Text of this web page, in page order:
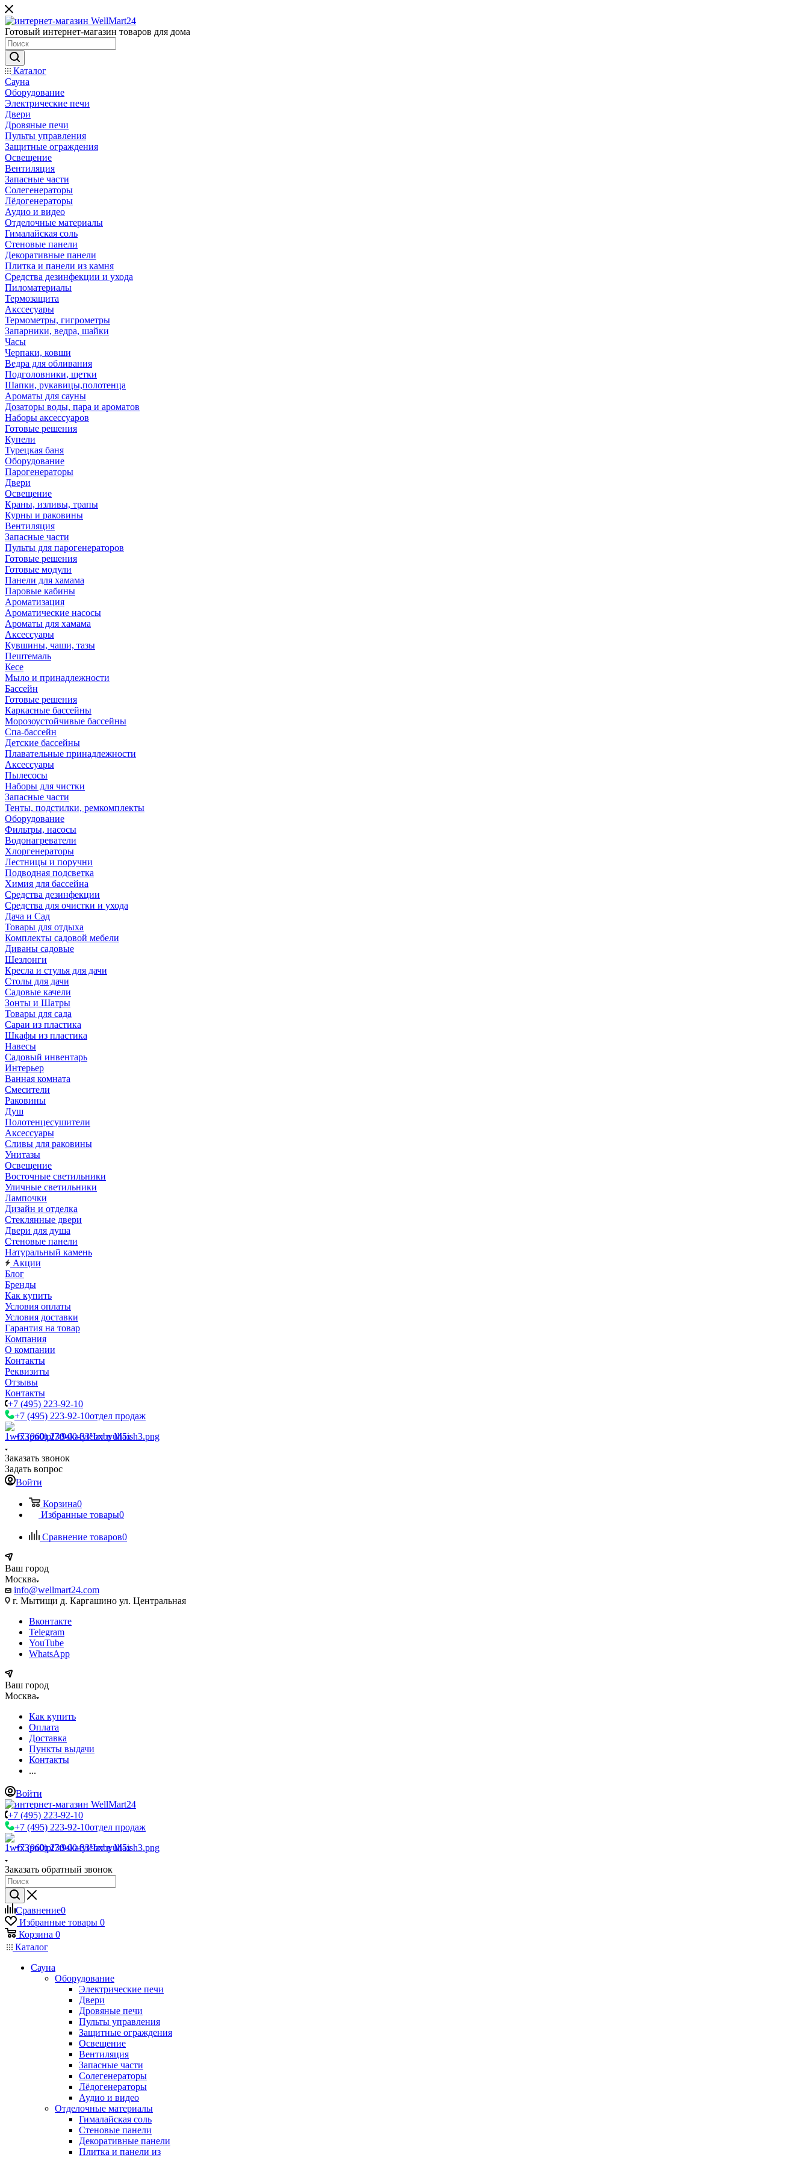
Готовый интернет-магазин товаров для дома
Каталог
Сауна
Оборудование
Электрические печи
Двери
Дровяные печи
Пульты управления
Защитные ограждения
Освещение
Вентиляция
Запасные части
Солегенераторы
Лёдогенераторы
Аудио и видео
Отделочные материалы
Гималайская соль
Стеновые панели
Декоративные панели
Плитка и панели из камня
Средства дезинфекции и ухода
Пиломатериалы
Термозащита
Аксcесуары
Термометры, гигрометры
Запарники, ведра, шайки
Часы
Черпаки, ковши
Ведра для обливания
Подголовники, щетки
Шапки, рукавицы,полотенца
Ароматы для сауны
Дозаторы воды, пара и ароматов
Наборы аксессуаров
Готовые решения
Купели
Турецкая баня
Оборудование
Парогенераторы
Двери
Освещение
Краны, изливы, трапы
Курны и раковины
Вентиляция
Запасные части
Пульты для парогенераторов
Готовые решения
Готовые модули
Панели для хамама
Паровые кабины
Ароматизация
Ароматические насосы
Ароматы для хамама
Аксессуары
Кувшины, чаши, тазы
Пештемаль
Кесе
Мыло и принадлежности
Бассейн
Готовые решения
Каркасные бассейны
Морозоустойчивые бассейны
Спа-бассейн
Детские бассейны
Плавательные принадлежности
Аксессуары
Пылесосы
Наборы для чистки
Запасные части
Тенты, подстилки, ремкомплекты
Оборудование
Фильтры, насосы
Водонагреватели
Хлоргенераторы
Лестницы и поручни
Подводная подсветка
Химия для бассейна
Средства дезинфекции
Средства для очистки и ухода
Дача и Сад
Товары для отдыха
Комплекты садовой мебели
Диваны садовые
Шезлонги
Кресла и стулья для дачи
Столы для дачи
Садовые качели
Зонты и Шатры
Товары для сада
Сараи из пластика
Шкафы из пластика
Навесы
Садовый инвентарь
Интерьер
Ванная комната
Смесители
Раковины
Душ
Полотенцесушители
Аксессуары
Сливы для раковины
Унитазы
Освещение
Восточные светильники
Уличные светильники
Лампочки
Дизайн и отделка
Стеклянные двери
Двери для душа
Стеновые панели
Натуральный камень
Акции
Блог
Бренды
Как купить
Условия оплаты
Условия доставки
Гарантия на товар
Компания
О компании
Контакты
Реквизиты
Отзывы
Контакты
+7 (495) 223-92-10
+7 (495) 223-92-10отдел продаж
+7 (960) 230-00-33Чат в Max
Заказать звонок
Задать вопрос
Войти
Корзина0
Избранные товары0
Сравнение товаров0
Ваш город
Москва
info@wellmart24.com
г. Мытищи д. Каргашино ул. Центральная
Вконтакте
Telegram
YouTube
WhatsApp
Ваш город
Москва
Как купить
Оплата
Доставка
Пункты выдачи
Контакты
...
Войти
+7 (495) 223-92-10
+7 (495) 223-92-10отдел продаж
+7 (960) 230-00-33Чат в Max
Заказать обратный звонок
Сравнение0
Избранные товары 0
Корзина 0
Каталог
Сауна
Оборудование
Электрические печи
Двери
Дровяные печи
Пульты управления
Защитные ограждения
Освещение
Вентиляция
Запасные части
Солегенераторы
Лёдогенераторы
Аудио и видео
Отделочные материалы
Гималайская соль
Стеновые панели
Декоративные панели
Плитка и панели из